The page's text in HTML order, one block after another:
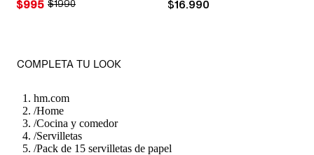
ORIGINAL PRICE:
$1990
PRICE:
$995 PRICE:
$16.990
COMPLETA TU LOOK
hm.com
/Home
/Cocina y comedor
/Servilletas
/Pack de 15 servilletas de papel